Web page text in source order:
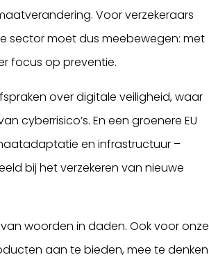
Voor verzekeraars
sector moet dus meebewegen: met
focus op preventie.
over digitale veiligheid, waar
cyberrisico’s. En een groenere EU
en infrastructuur –
bij het verzekeren van nieuwe
woorden in daden. Ook voor onze
aan te bieden, mee te denken